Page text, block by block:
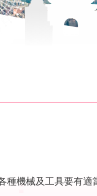
機械及工具要有